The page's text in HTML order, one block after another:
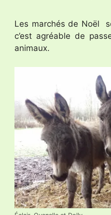
Les marchés de Noël
c’est agréable de
animaux.